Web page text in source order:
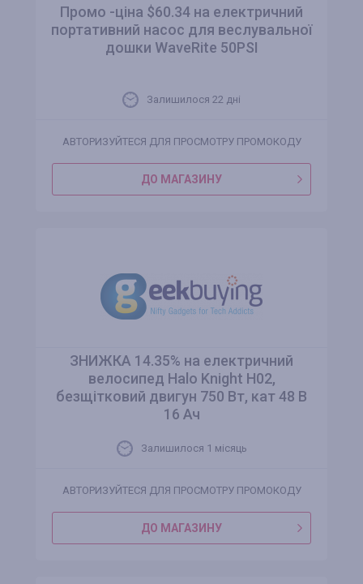
Промо -ціна $60.34 на електричний
портативний насос для веслувальної
дошки WaveRite 50PSI
Залишилося 22 днi
АВТОРИЗУЙТЕСЯ ДЛЯ ПРОСМОТРУ ПРОМОКОДУ
ДО МАГАЗИНУ
ЗНИЖКА 14.35% на електричний
велосипед Halo Knight H02,
безщітковий двигун 750 Вт, кат 48 В
16 Ач
Залишилося 1 місяць
АВТОРИЗУЙТЕСЯ ДЛЯ ПРОСМОТРУ ПРОМОКОДУ
ДО МАГАЗИНУ